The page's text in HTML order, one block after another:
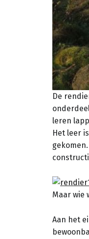
De
leren
Het leer
Maar wie
Aan het